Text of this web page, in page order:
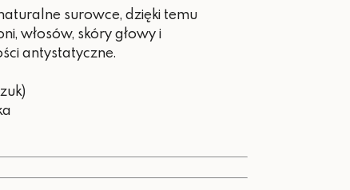
surowce, dzięki temu
włosów, skóry głowy i
antystatyczne.